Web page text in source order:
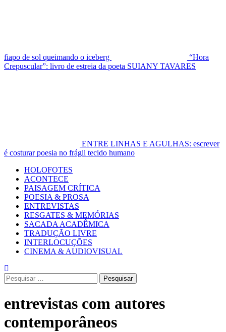
fiapo de sol queimando o iceberg
“Hora
Crepuscular”: livro de estreia da poeta SUIANY TAVARES
ENTRE LINHAS E AGULHAS: escrever
é costurar poesia no frágil tecido humano
Primary
Menu
HOLOFOTES
ACONTECE
PAISAGEM CRÍTICA
POESIA & PROSA
ENTREVISTAS
RESGATES & MEMÓRIAS
SACADA ACADÊMICA
TRADUÇÃO LIVRE
INTERLOCUÇÕES
CINEMA & AUDIOVISUAL
Pesquisar
por:
entrevistas com autores
contemporâneos